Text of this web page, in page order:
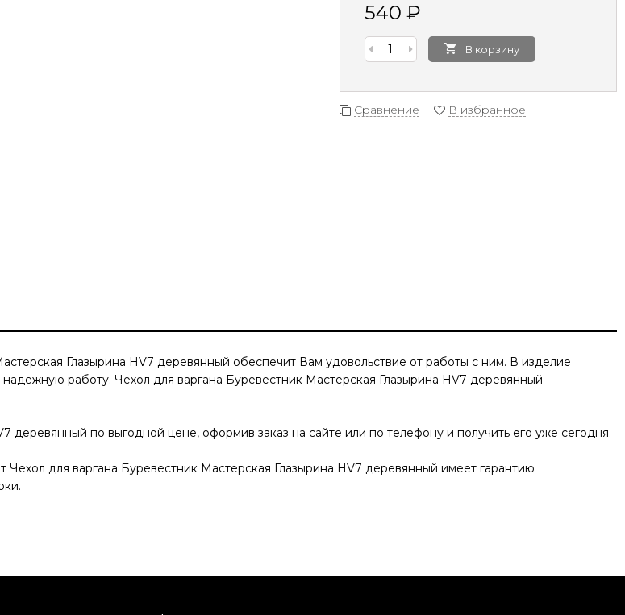
540 ₽
В корзину
Сравнение В избранное
Глазырина HV7 деревянный обеспечит Вам удовольствие от работы с ним. В изделие
надежную работу. Чехол для варгана Буревестник Мастерская Глазырина HV7 деревянный –
деревянный по выгодной цене, оформив заказ на сайте или по телефону и получить его уже сегодня.
Чехол для варгана Буревестник Мастерская Глазырина HV7 деревянный имеет гарантию